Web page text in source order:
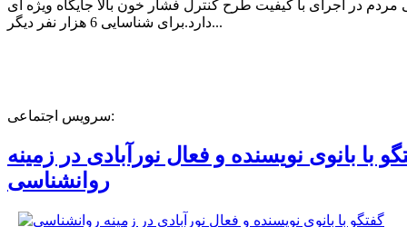
در اجرای با کیفیت طرح کنترل فشار خون بالا جایگاه ویژه ای
دارد.برای شناسایی 6 هزار نفر دیگر...
سرویس اجتماعی:
با بانوی نویسنده و فعال نورآبادی در زمینه
روانشناسی